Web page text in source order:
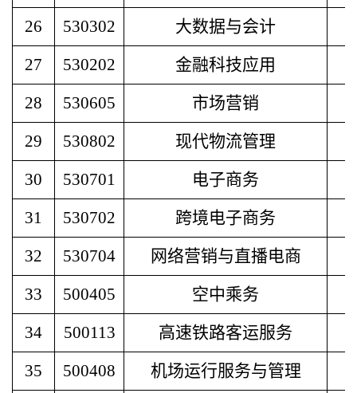
26
530302
大数据与会计
27
530202
金融科技应用
28
530605
市场营销
29
530802
现代物流管理
30
530701
电子商务
31
530702
跨境电子商务
32
530704
网络营销与直播电商
33
500405
空中乘务
34
500113
高速铁路客运服务
35
500408
机场运行服务与管理